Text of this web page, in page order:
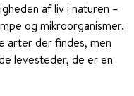
af liv i naturen –
og mikroorganismer.
arter der findes, men
levesteder, de er en